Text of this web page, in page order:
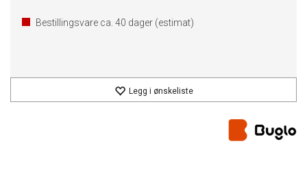
Bestillingsvare ca. 40 dager (estimat)
Legg i ønskeliste